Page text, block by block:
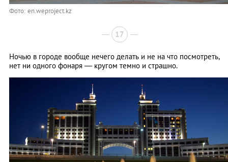
Фото: en.weproject.kz
17
Ночью в городе вообще нечего делать и не на что посмотреть,
нет ни одного фонаря — кругом темно и страшно.